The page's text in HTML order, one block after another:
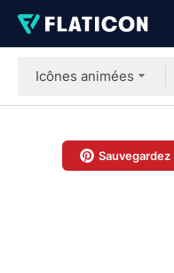
Icônes animées
Sauvegardez